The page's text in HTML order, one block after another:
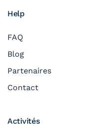
Help
FAQ
Blog
Partenaires
Contact
Activités